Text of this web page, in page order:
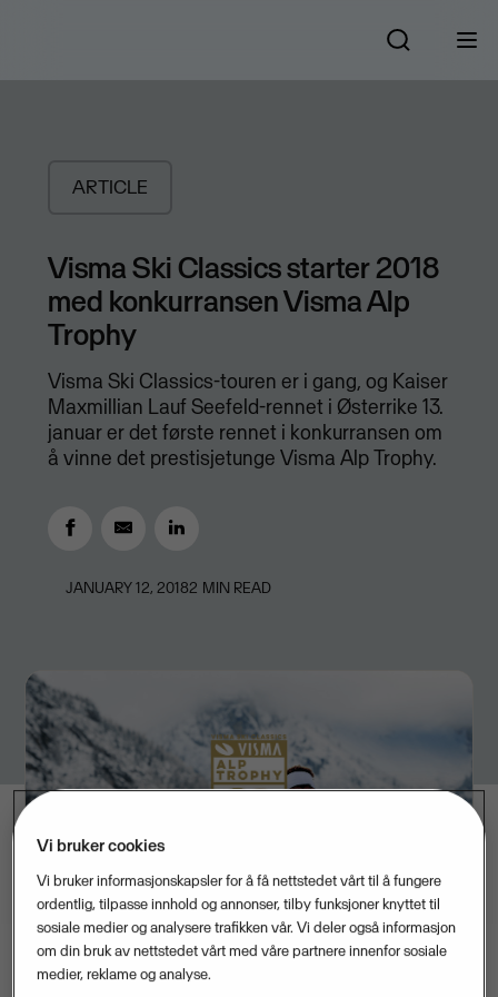
ARTICLE
Visma Ski Classics starter 2018
med konkurransen Visma Alp
Trophy
Visma Ski Classics-touren er i gang, og Kaiser
Maxmillian Lauf Seefeld-rennet i Østerrike 13.
januar er det første rennet i konkurransen om
å vinne det prestisjetunge Visma Alp Trophy.
JANUARY 12, 20182 MIN READ
Vi bruker cookies
Vi bruker informasjonskapsler for å få nettstedet vårt til å fungere
ordentlig, tilpasse innhold og annonser, tilby funksjoner knyttet til
sosiale medier og analysere trafikken vår. Vi deler også informasjon
om din bruk av nettstedet vårt med våre partnere innenfor sosiale
medier, reklame og analyse.